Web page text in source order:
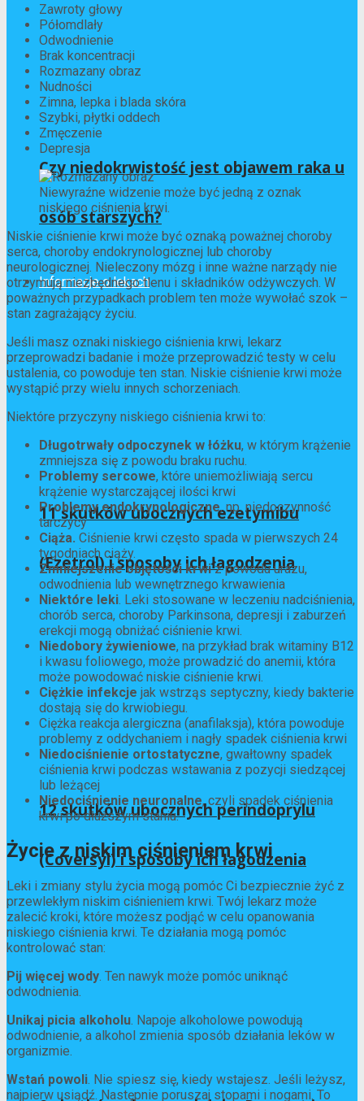
Czy niedokrwistość jest objawem raka u
osób starszych?
Informacje o lekach
11 skutków ubocznych ezetymibu
(Ezetrol) i sposoby ich łagodzenia
12 skutków ubocznych perindoprylu
(Coversyl) i sposoby ich łagodzenia
Zawroty głowy
Półomdlały
Odwodnienie
Brak koncentracji
Rozmazany obraz
Nudności
Zimna, lepka i blada skóra
Szybki, płytki oddech
Zmęczenie
Depresja
Niewyraźne widzenie może być jedną z oznak
niskiego ciśnienia krwi.
Niskie ciśnienie krwi może być oznaką poważnej choroby
serca, choroby endokrynologicznej lub choroby
neurologicznej. Nieleczony mózg i inne ważne narządy nie
otrzymują niezbędnego tlenu i składników odżywczych. W
poważnych przypadkach problem ten może wywołać szok –
stan zagrażający życiu.
Jeśli masz oznaki niskiego ciśnienia krwi, lekarz
przeprowadzi badanie i może przeprowadzić testy w celu
ustalenia, co powoduje ten stan. Niskie ciśnienie krwi może
wystąpić przy wielu innych schorzeniach.
Niektóre przyczyny niskiego ciśnienia krwi to:
Długotrwały odpoczynek w łóżku, w którym krążenie
zmniejsza się z powodu braku ruchu.
Problemy sercowe, które uniemożliwiają sercu
krążenie wystarczającej ilości krwi
Problemy endokrynologiczne, np. niedoczynność
tarczycy
Ciąża. Ciśnienie krwi często spada w pierwszych 24
tygodniach ciąży.
Zmniejszenie objętości krwiz powodu urazu,
odwodnienia lub wewnętrznego krwawienia
Niektóre leki. Leki stosowane w leczeniu nadciśnienia,
chorób serca, choroby Parkinsona, depresji i zaburzeń
erekcji mogą obniżać ciśnienie krwi.
Niedobory żywieniowe, na przykład brak witaminy B12
i kwasu foliowego, może prowadzić do anemii, która
może powodować niskie ciśnienie krwi.
Ciężkie infekcje jak wstrząs septyczny, kiedy bakterie
dostają się do krwiobiegu.
Ciężka reakcja alergiczna (anafilaksja), która powoduje
problemy z oddychaniem i nagły spadek ciśnienia krwi
Niedociśnienie ortostatyczne, gwałtowny spadek
ciśnienia krwi podczas wstawania z pozycji siedzącej
lub leżącej
Niedociśnienie neuronalne, czyli spadek ciśnienia
krwi po dłuższym staniu.
Życie z niskim ciśnieniem krwi
Leki i zmiany stylu życia mogą pomóc Ci bezpiecznie żyć z
przewlekłym niskim ciśnieniem krwi. Twój lekarz może
zalecić kroki, które możesz podjąć w celu opanowania
niskiego ciśnienia krwi. Te działania mogą pomóc
kontrolować stan:
Pij więcej wody. Ten nawyk może pomóc uniknąć
odwodnienia.
Unikaj picia alkoholu. Napoje alkoholowe powodują
odwodnienie, a alkohol zmienia sposób działania leków w
organizmie.
Wstań powoli. Nie spiesz się, kiedy wstajesz. Jeśli leżysz,
najpierw usiądź. Następnie poruszaj stopami i nogami. To